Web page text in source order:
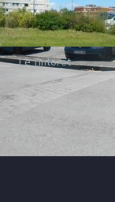
Le Tintoret